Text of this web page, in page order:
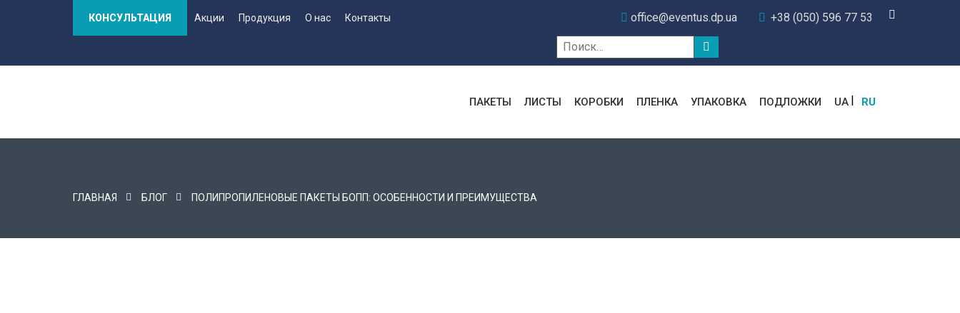
КОНСУЛЬТАЦИЯ Акции Продукция О нас Контакты office@eventus.dp.ua
+38 (050) 596 77 53
Найти:
ПАКЕТЫ ЛИСТЫ КОРОБКИ ПЛЕНКА УПАКОВКА ПОДЛОЖКИ UA RU
ГЛАВНАЯ БЛОГ ПОЛИПРОПИЛЕНОВЫЕ ПАКЕТЫ БОПП: ОСОБЕННОСТИ И ПРЕИМУЩЕСТВА